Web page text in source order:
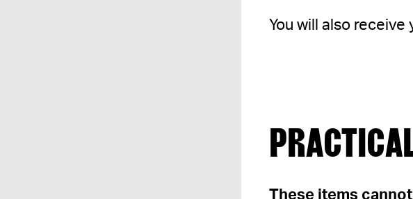
You will also
These items